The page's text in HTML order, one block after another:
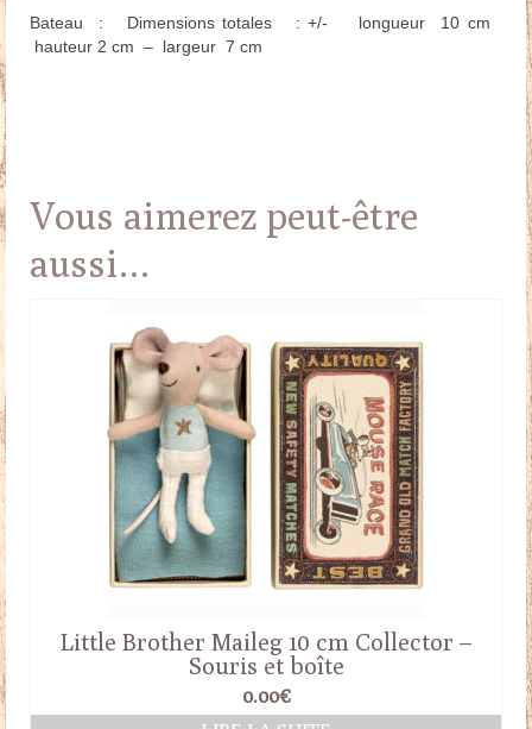
Bateau : Dimensions totales : +/- longueur 10 cm
hauteur 2 cm – largeur 7 cm
Vous aimerez peut-être
aussi…
Little Brother Maileg 10 cm Collector –
Souris et boîte
0.00€